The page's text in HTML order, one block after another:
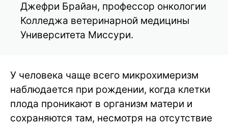
Джефри Брайан, профессор онкологии
Колледжа ветеринарной медицины
Университета Миссури.
У человека чаще всего микрохимеризм
наблюдается при рождении, когда клетки
плода проникают в организм матери и
сохраняются там, несмотря на отсутствие